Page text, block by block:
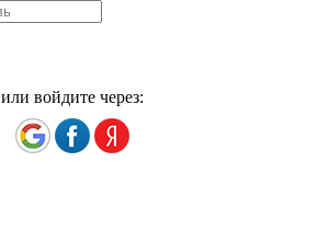
или войдите через: